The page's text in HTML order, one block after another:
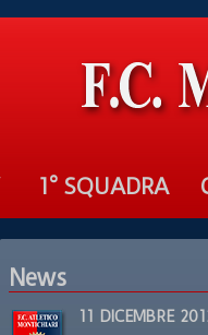
1° SQUADRA
News
11 DICEMBRE